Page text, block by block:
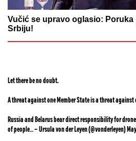
Vučić se upravo oglasio:
Srbiju!
Let there be no doubt.
A threat against one Member State is a threat
Russia and Belarus bear direct responsibility for
of people… — Ursula von der Leyen (@vonderleyen)